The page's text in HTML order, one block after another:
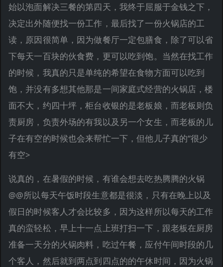
始以泡面解决三餐的第四天，我终于屈服于金钱之下，
决定出外随便找一份工作，最后找了一份火锅店的工
读，原因很简单，因为做餐厅一定包膳食，除了可以省
下每天一百块的伙食费，更可以吃到饱。当然在找工作
的时候，我真的只是单纯的希望在食物方面可以吃到
饱，并没有多想其他那是一间家庭式经营的火锅店，楼
面不大，约四十坪，柜台收银的是老板娘，而老板则负
责厨房，负责外场的有我以及另一个女生，而老板的儿
子在有空的时候也会来帮忙一下，但他儿子真的“很少
有空>
说真的，在暑假的时候，有谁会想去吃热腾腾的火锅
@@所以每天午饭时段生意都是很淡，只有在晚上以及
假日的时候客人才会比较多，因为这样所以每天的工作
真的蛮轻松，早上十一点上班打扫一下，跟老板在厨房
准备一天分的火锅肉料，吃过午餐，应付午间时段的几
个客人，然后就到两点到四点的的午休时间，因为火锅